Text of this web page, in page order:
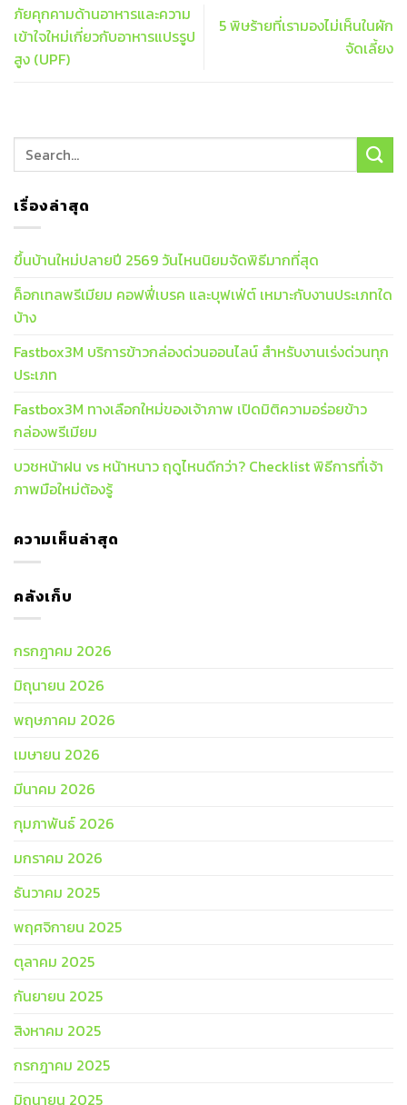
ภัยคุกคามด้านอาหารและความ
เข้าใจใหม่เกี่ยวกับอาหารแปรรูป
สูง (UPF)
5 พิษร้ายที่เรามองไม่เห็นในผัก
จัดเลี้ยง
เรื่องล่าสุด
ขึ้นบ้านใหม่ปลายปี 2569 วันไหนนิยมจัดพิธีมากที่สุด
ค็อกเทลพรีเมียม คอฟฟี่เบรค และบุฟเฟ่ต์ เหมาะกับงานประเภทใด
บ้าง
Fastbox3M บริการข้าวกล่องด่วนออนไลน์ สำหรับงานเร่งด่วนทุก
ประเภท
Fastbox3M ทางเลือกใหม่ของเจ้าภาพ เปิดมิติความอร่อยข้าว
กล่องพรีเมียม
บวชหน้าฝน vs หน้าหนาว ฤดูไหนดีกว่า? Checklist พิธีการที่เจ้า
ภาพมือใหม่ต้องรู้
ความเห็นล่าสุด
คลังเก็บ
กรกฎาคม 2026
มิถุนายน 2026
พฤษภาคม 2026
เมษายน 2026
มีนาคม 2026
กุมภาพันธ์ 2026
มกราคม 2026
ธันวาคม 2025
พฤศจิกายน 2025
ตุลาคม 2025
กันยายน 2025
สิงหาคม 2025
กรกฎาคม 2025
มิถุนายน 2025